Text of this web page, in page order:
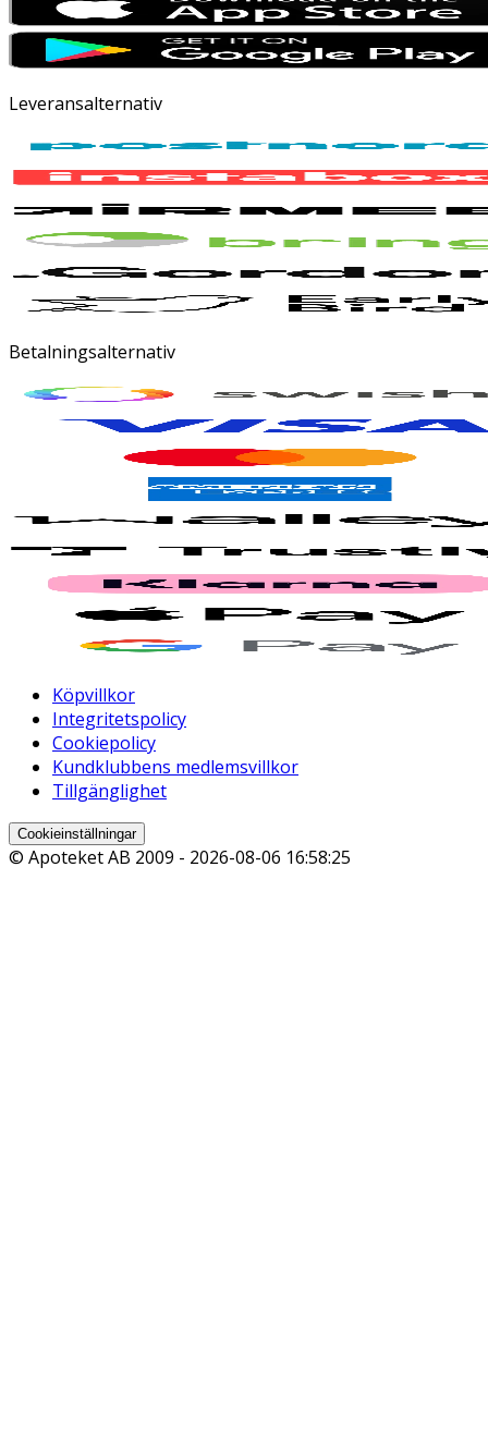
Leveransalternativ
Betalningsalternativ
Köpvillkor
Integritetspolicy
Cookiepolicy
Kundklubbens medlemsvillkor
Tillgänglighet
Cookieinställningar
© Apoteket AB 2009 - 2026-08-06 16:58:25